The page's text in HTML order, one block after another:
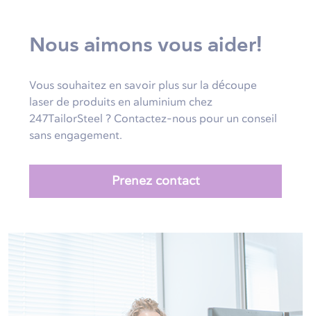
Nous aimons vous aider!
Vous souhaitez en savoir plus sur la découpe
laser de produits en aluminium chez
247TailorSteel ? Contactez-nous pour un conseil
sans engagement.
Prenez contact